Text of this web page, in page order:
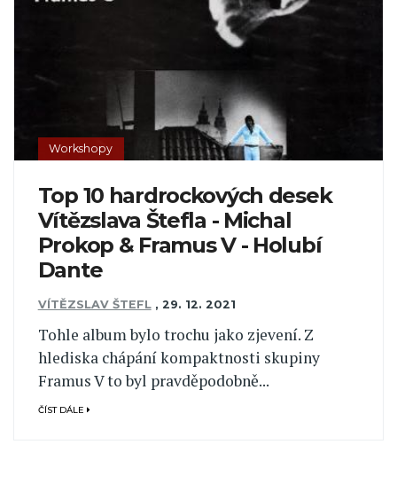
Workshopy
Top 10 hardrockových desek
Vítězslava Štefla - Michal
Prokop & Framus V - Holubí
Dante
VÍTĚZSLAV ŠTEFL , 29. 12. 2021
Tohle album bylo trochu jako zjevení. Z
hlediska chápání kompaktnosti skupiny
Framus V to byl pravděpodobně...
ČÍST DÁLE